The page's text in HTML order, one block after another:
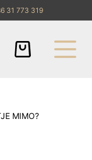
31 773 319
MIMO?